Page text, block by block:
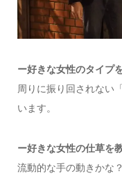
ー好きな女性のタイプ
周りに振り回されない
います。
ー好きな女性の仕草を
流動的な手の動きかな？